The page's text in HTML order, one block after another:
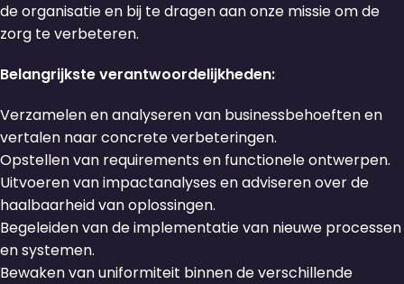
de organisatie en bij te dragen aan onze missie om de
zorg te verbeteren.
Belangrijkste verantwoordelijkheden:
Verzamelen en analyseren van businessbehoeften en
vertalen naar concrete verbeteringen.
Opstellen van requirements en functionele ontwerpen.
Uitvoeren van impactanalyses en adviseren over de
haalbaarheid van oplossingen.
Begeleiden van de implementatie van nieuwe processen
en systemen.
Bewaken van uniformiteit binnen de verschillende